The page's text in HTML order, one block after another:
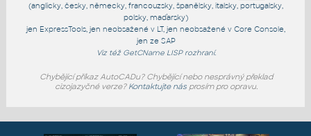
(anglicky, česky, německy, francouzsky, španělsky, italsky, portugalsky,
polsky, maďarsky)
jen ExpressTools , jen neobsažené v LT, jen neobsažené v Core Console
jen ze SAP
Viz též GetCNameLISP rozhraní.
Chybějící příkaz AutoCADu? Chybějící nebo nesprávný překlad
cizojazyčné verze? Kontaktujte násprosím pro opravu.